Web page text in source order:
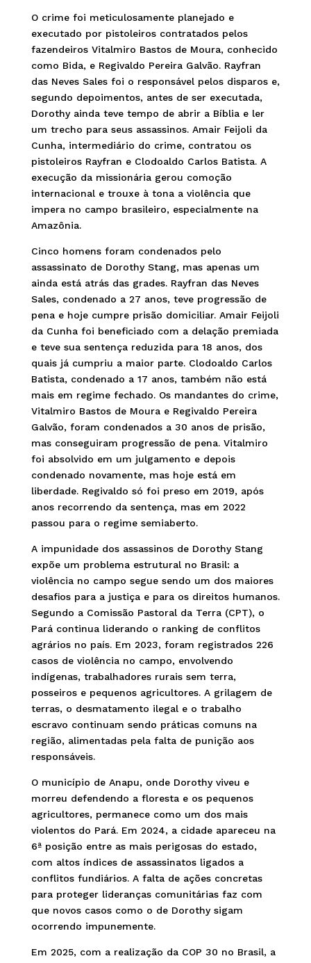
O crime foi meticulosamente planejado e
executado por pistoleiros contratados pelos
fazendeiros Vitalmiro Bastos de Moura, conhecido
como Bida, e Regivaldo Pereira Galvão. Rayfran
das Neves Sales foi o responsável pelos disparos e,
segundo depoimentos, antes de ser executada,
Dorothy ainda teve tempo de abrir a Bíblia e ler
um trecho para seus assassinos. Amair Feijoli da
Cunha, intermediário do crime, contratou os
pistoleiros Rayfran e Clodoaldo Carlos Batista. A
execução da missionária gerou comoção
internacional e trouxe à tona a violência que
impera no campo brasileiro, especialmente na
Amazônia.
Cinco homens foram condenados pelo
assassinato de Dorothy Stang, mas apenas um
ainda está atrás das grades. Rayfran das Neves
Sales, condenado a 27 anos, teve progressão de
pena e hoje cumpre prisão domiciliar. Amair Feijoli
da Cunha foi beneficiado com a delação premiada
e teve sua sentença reduzida para 18 anos, dos
quais já cumpriu a maior parte. Clodoaldo Carlos
Batista, condenado a 17 anos, também não está
mais em regime fechado. Os mandantes do crime,
Vitalmiro Bastos de Moura e Regivaldo Pereira
Galvão, foram condenados a 30 anos de prisão,
mas conseguiram progressão de pena. Vitalmiro
foi absolvido em um julgamento e depois
condenado novamente, mas hoje está em
liberdade. Regivaldo só foi preso em 2019, após
anos recorrendo da sentença, mas em 2022
passou para o regime semiaberto.
A impunidade dos assassinos de Dorothy Stang
expõe um problema estrutural no Brasil: a
violência no campo segue sendo um dos maiores
desafios para a justiça e para os direitos humanos.
Segundo a Comissão Pastoral da Terra (CPT), o
Pará continua liderando o ranking de conflitos
agrários no país. Em 2023, foram registrados 226
casos de violência no campo, envolvendo
indígenas, trabalhadores rurais sem terra,
posseiros e pequenos agricultores. A grilagem de
terras, o desmatamento ilegal e o trabalho
escravo continuam sendo práticas comuns na
região, alimentadas pela falta de punição aos
responsáveis.
O município de Anapu, onde Dorothy viveu e
morreu defendendo a floresta e os pequenos
agricultores, permanece como um dos mais
violentos do Pará. Em 2024, a cidade apareceu na
6ª posição entre as mais perigosas do estado,
com altos índices de assassinatos ligados a
conflitos fundiários. A falta de ações concretas
para proteger lideranças comunitárias faz com
que novos casos como o de Dorothy sigam
ocorrendo impunemente.
Em 2025, com a realização da COP 30 no Brasil, a